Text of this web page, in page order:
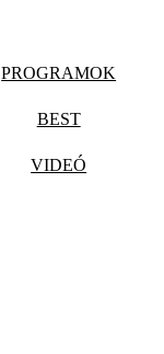
PROGRAMOK
BEST
VIDEÓ